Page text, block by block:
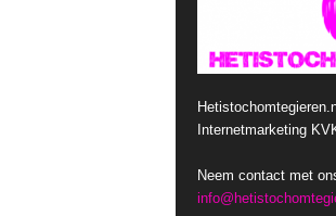
Internetmarketing
Neem contact met